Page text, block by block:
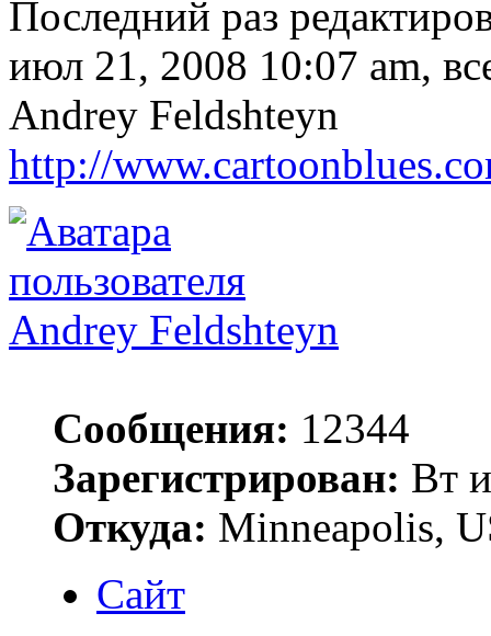
Последний раз
июл 21, 2008 10:07 am,
Andrey Feldshteyn
http://
Andrey Feldshteyn
Сообщения: 12344
Зарегистрирован: Вт
Откуда: Minneapolis,
Сайт